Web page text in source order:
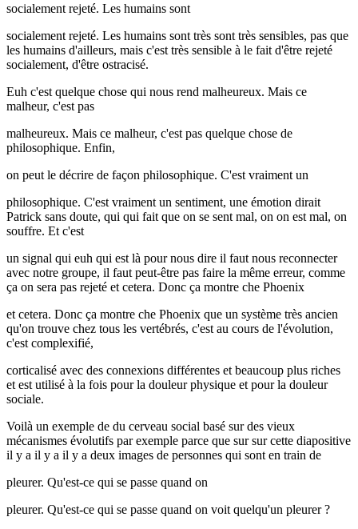
socialement rejeté. Les humains sont
socialement rejeté. Les humains sont très sont très sensibles, pas que
les humains d'ailleurs, mais c'est très sensible à le fait d'être rejeté
socialement, d'être ostracisé.
Euh c'est quelque chose qui nous rend malheureux. Mais ce
malheur, c'est pas
malheureux. Mais ce malheur, c'est pas quelque chose de
philosophique. Enfin,
on peut le décrire de façon philosophique. C'est vraiment un
philosophique. C'est vraiment un sentiment, une émotion dirait
Patrick sans doute, qui qui fait que on se sent mal, on on est mal, on
souffre. Et c'est
un signal qui euh qui est là pour nous dire il faut nous reconnecter
avec notre groupe, il faut peut-être pas faire la même erreur, comme
ça on sera pas rejeté et cetera. Donc ça montre che Phoenix
et cetera. Donc ça montre che Phoenix que un système très ancien
qu'on trouve chez tous les vertébrés, c'est au cours de l'évolution,
c'est complexifié,
corticalisé avec des connexions différentes et beaucoup plus riches
et est utilisé à la fois pour la douleur physique et pour la douleur
sociale.
Voilà un exemple de du cerveau social basé sur des vieux
mécanismes évolutifs par exemple parce que sur sur cette diapositive
il y a il y a il y a deux images de personnes qui sont en train de
pleurer. Qu'est-ce qui se passe quand on
pleurer. Qu'est-ce qui se passe quand on voit quelqu'un pleurer ?